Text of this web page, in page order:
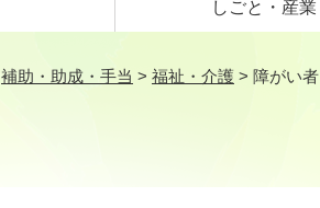
しごと・ 産業
補助・助成・手当 > 福祉・介護 > 障がい者